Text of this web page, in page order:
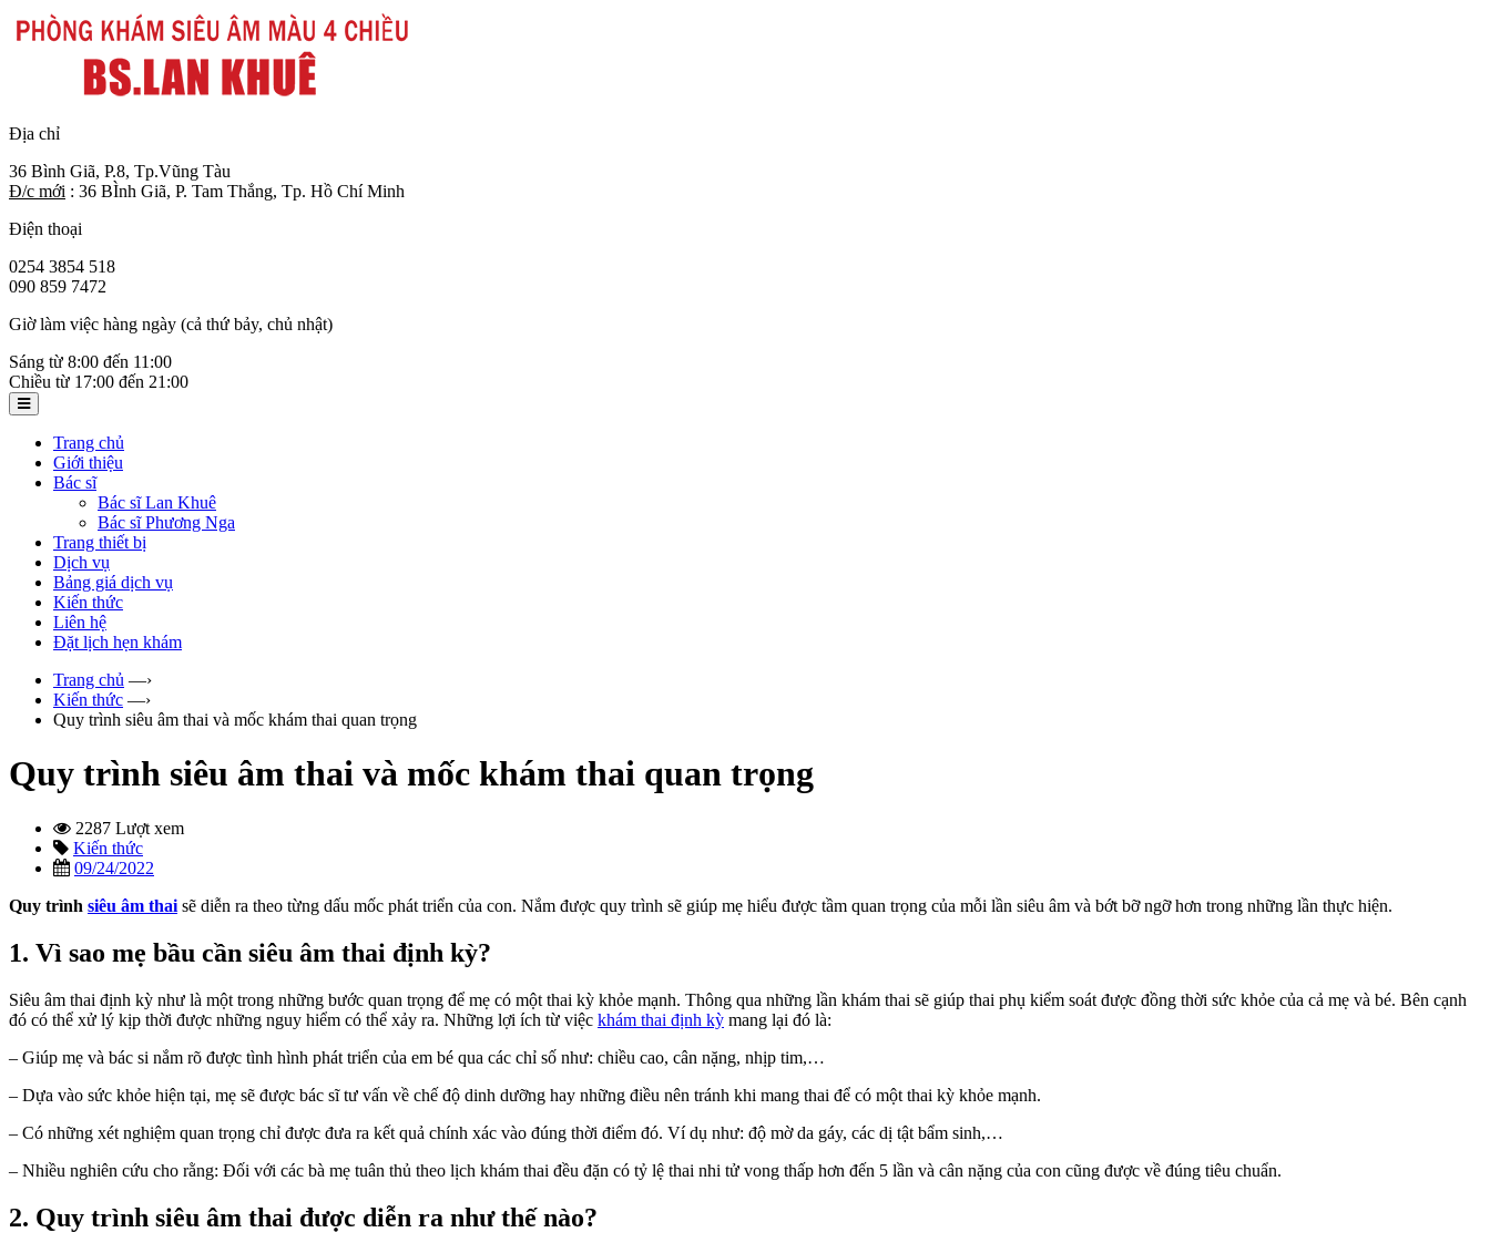
Địa chỉ
36 Bình Giã, P.8, Tp.Vũng Tàu
Đ/c mới : 36 BÌnh Giã, P. Tam Thắng, Tp. Hồ Chí Minh
Điện thoại
0254 3854 518
090 859 7472
Giờ làm việc hàng ngày (cả thứ bảy, chủ nhật)
Sáng từ 8:00 đến 11:00
Chiều từ 17:00 đến 21:00
Trang chủ
Giới thiệu
Bác sĩ
Bác sĩ Lan Khuê
Bác sĩ Phương Nga
Trang thiết bị
Dịch vụ
Bảng giá dịch vụ
Kiến thức
Liên hệ
Đặt lịch hẹn khám
Trang chủ —›
Kiến thức —›
Quy trình siêu âm thai và mốc khám thai quan trọng
Quy trình siêu âm thai và mốc khám thai quan trọng
2287 Lượt xem
Kiến thức
09/24/2022
Quy trình siêu âm thai sẽ diễn ra theo từng dấu mốc phát triển của con. Nắm được quy trình sẽ giúp mẹ hiểu được tầm quan trọng của mỗi lần siêu âm và bớt bỡ ngỡ hơn trong những lần thực hiện.
1. Vì sao mẹ bầu cần siêu âm thai định kỳ?
Siêu âm thai định kỳ như là một trong những bước quan trọng để mẹ có một thai kỳ khỏe mạnh. Thông qua những lần khám thai sẽ giúp thai phụ kiểm soát được đồng thời sức khỏe của cả mẹ và bé. Bên cạnh
đó có thể xử lý kịp thời được những nguy hiểm có thể xảy ra. Những lợi ích từ việc khám thai định kỳ mang lại đó là:
– Giúp mẹ và bác si nắm rõ được tình hình phát triển của em bé qua các chỉ số như: chiều cao, cân nặng, nhịp tim,…
– Dựa vào sức khỏe hiện tại, mẹ sẽ được bác sĩ tư vấn về chế độ dinh dưỡng hay những điều nên tránh khi mang thai để có một thai kỳ khỏe mạnh.
– Có những xét nghiệm quan trọng chỉ được đưa ra kết quả chính xác vào đúng thời điểm đó. Ví dụ như: độ mờ da gáy, các dị tật bẩm sinh,…
– Nhiều nghiên cứu cho rằng: Đối với các bà mẹ tuân thủ theo lịch khám thai đều đặn có tỷ lệ thai nhi tử vong thấp hơn đến 5 lần và cân nặng của con cũng được về đúng tiêu chuẩn.
2. Quy trình siêu âm thai được diễn ra như thế nào?